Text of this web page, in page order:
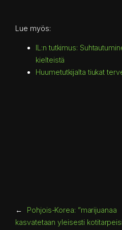
Lue myös:
IL:n tutkimus:
kielteistä
Huumetutkijalta tiukat
←
Pohjois-Korea: ”marijuanaa
kasvatetaan yleisesti